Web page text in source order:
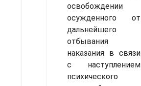
освобождении
осужденного от
дальнейшего
отбывания
наказания в связи
с наступлением
психиче­ского